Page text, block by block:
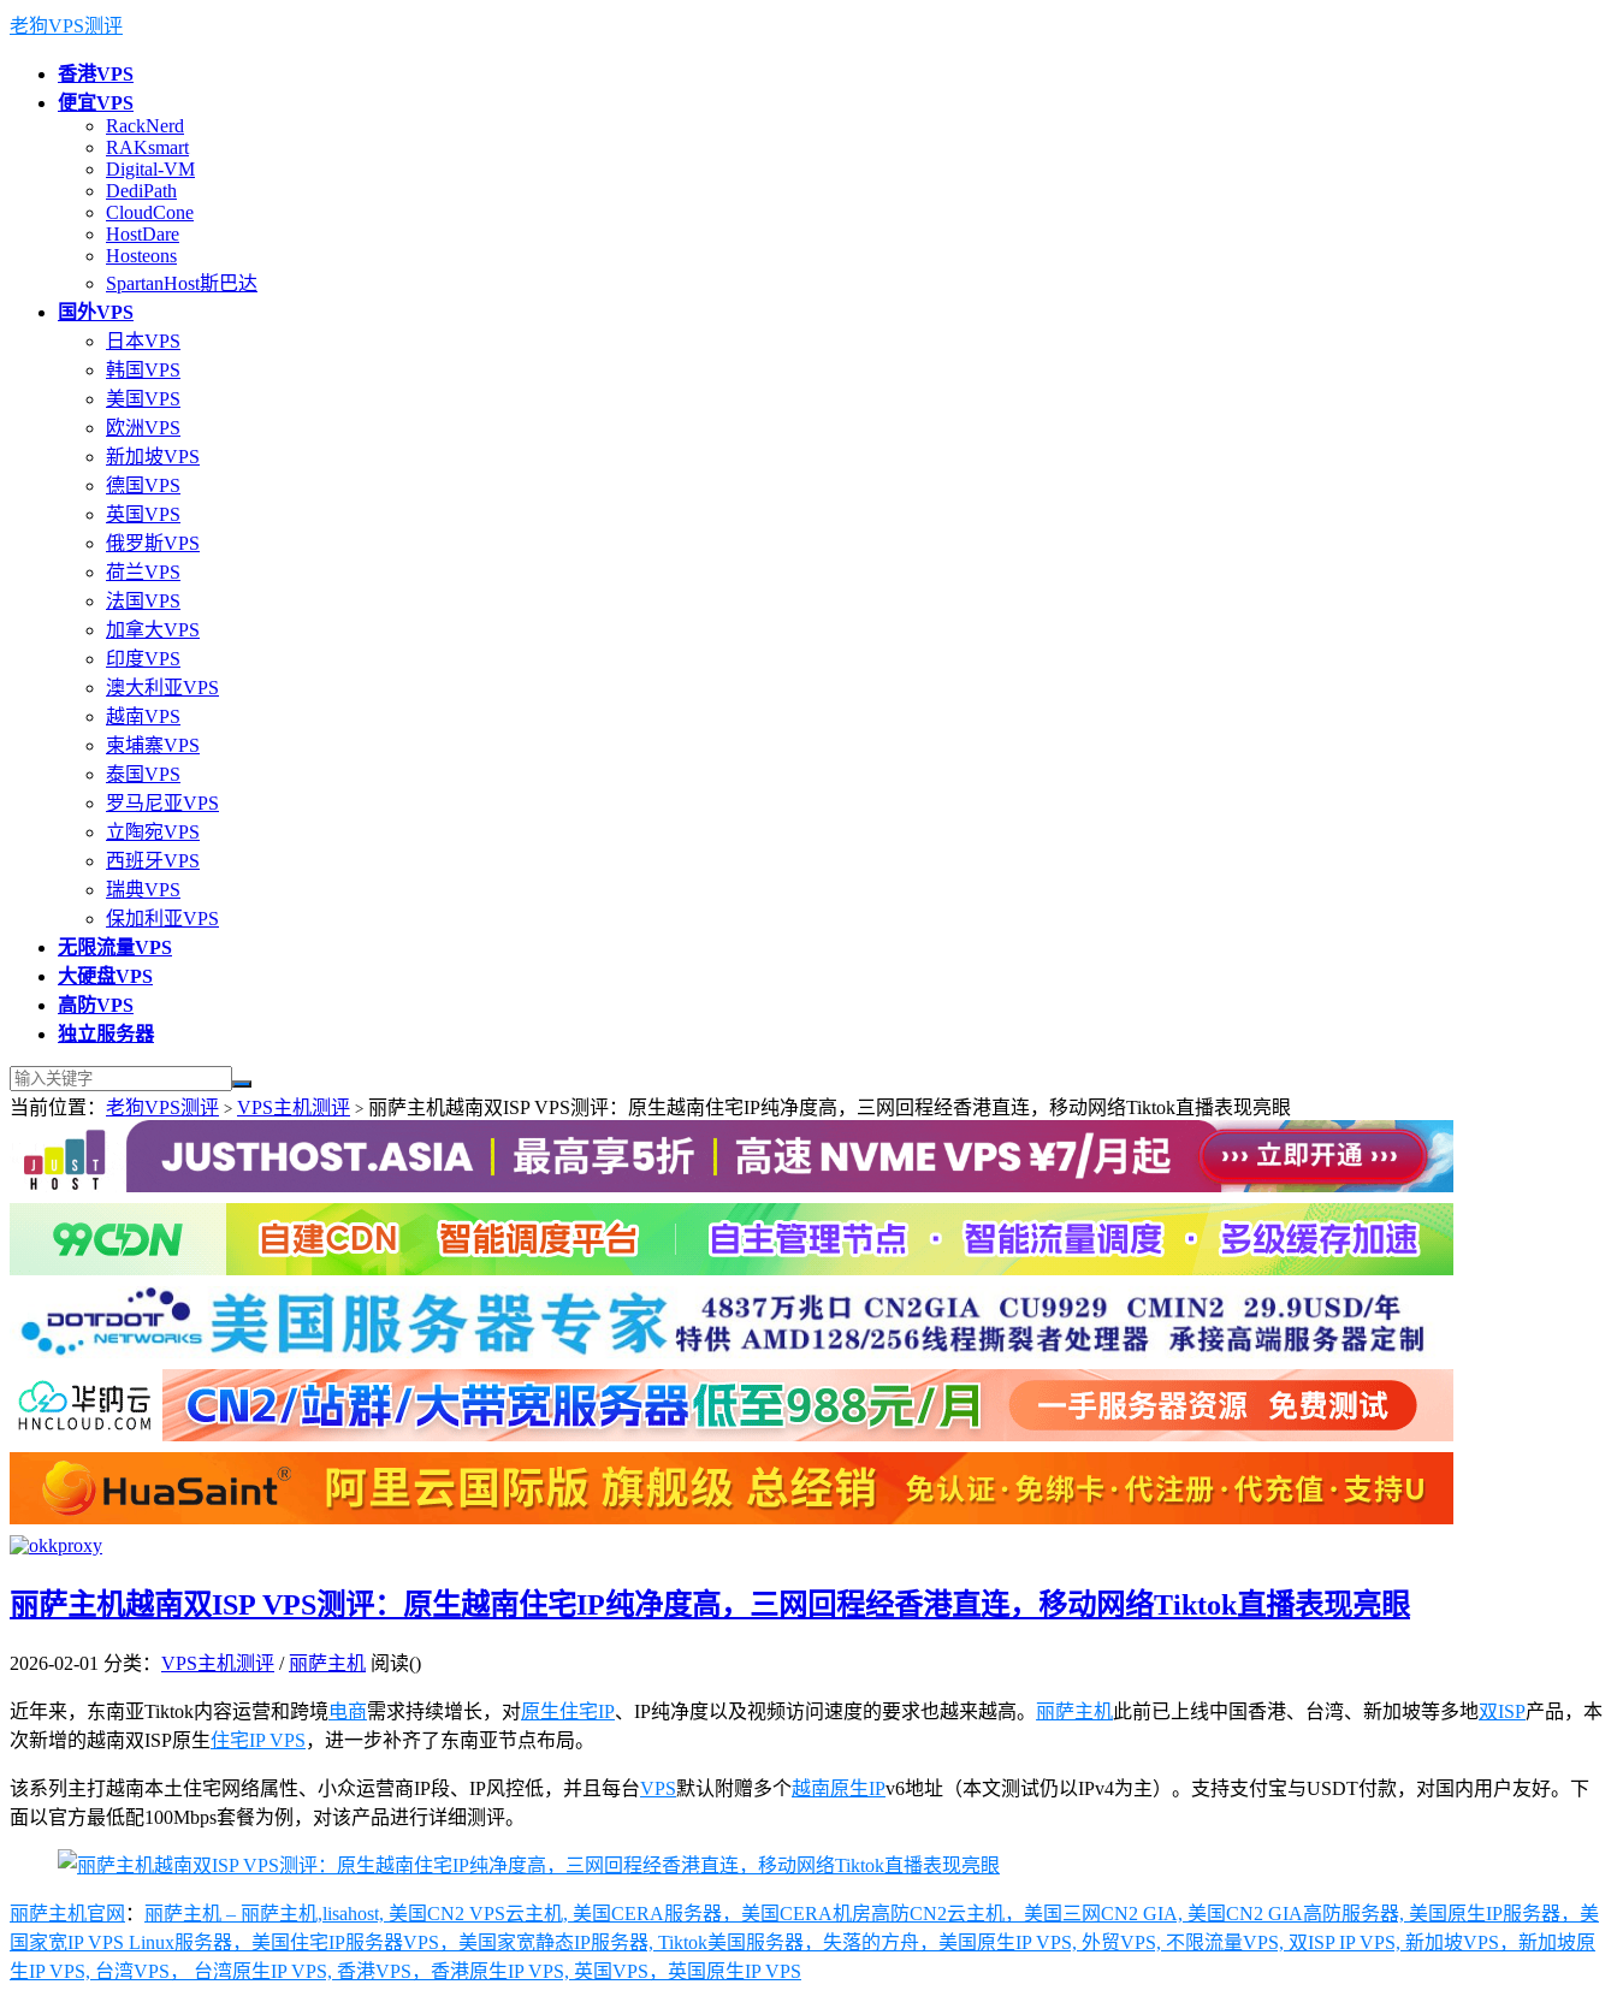
老狗VPS测评
香港VPS
便宜VPS
RackNerd
RAKsmart
Digital-VM
DediPath
CloudCone
HostDare
Hosteons
SpartanHost斯巴达
国外VPS
日本VPS
韩国VPS
美国VPS
欧洲VPS
新加坡VPS
德国VPS
英国VPS
俄罗斯VPS
荷兰VPS
法国VPS
加拿大VPS
印度VPS
澳大利亚VPS
越南VPS
柬埔寨VPS
泰国VPS
罗马尼亚VPS
立陶宛VPS
西班牙VPS
瑞典VPS
保加利亚VPS
无限流量VPS
大硬盘VPS
高防VPS
独立服务器
当前位置： 老狗VPS测评 > VPS主机测评 > 丽萨主机越南双ISP VPS测评：原生越南住宅IP纯净度高，三网回程经香港直连，移动网络Tiktok直播表现亮眼
丽萨主机越南双ISP VPS测评：原生越南住宅IP纯净度高，三网回程经香港直连，移动网络Tiktok直播表现亮眼
2026-02-01 分类： VPS主机测评 / 丽萨主机 阅读()
近年来，东南亚Tiktok内容运营和跨境电商需求持续增长，对原生住宅IP、IP纯净度以及视频访问速度的要求也越来越高。 丽萨主机此前已上线中国香港、台湾、新加坡等多地双ISP产品，本
次新增的越南双ISP原生住宅IP VPS，进一步补齐了东南亚节点布局。
该系列主打越南本土住宅网络属性、小众运营商IP段、IP风控低，并且每台VPS默认附赠多个越南原生IPv6地址（本文测试仍以IPv4为主）。支持支付宝与USDT付款，对国内用户友好。下
面以官方最低配100Mbps套餐为例，对该产品进行详细测评。
丽萨主机官网 ： 丽萨主机 – 丽萨主机,lisahost, 美国CN2 VPS云主机, 美国CERA服务器，美国CERA机房高防CN2云主机，美国三网CN2 GIA, 美国CN2 GIA高防服务器, 美国原生IP服务器，美
国家宽IP VPS Linux服务器，美国住宅IP服务器VPS，美国家宽静态IP服务器, Tiktok美国服务器，失落的方舟，美国原生IP VPS, 外贸VPS, 不限流量VPS, 双ISP IP VPS, 新加坡VPS，新加坡原
生IP VPS, 台湾VPS， 台湾原生IP VPS, 香港VPS，香港原生IP VPS, 英国VPS，英国原生IP VPS